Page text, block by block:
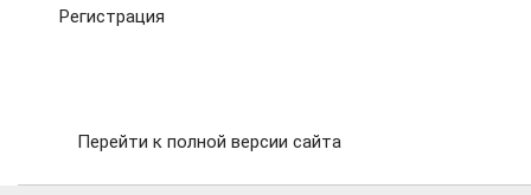
Регистрация
Перейти к полной версии сайта